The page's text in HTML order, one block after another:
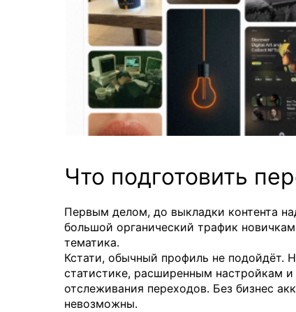
Что подготовить
Первым делом, до выкладки контента
большой органический трафик
тематика.
Кстати, обычный профиль не подойдёт.
статистике, расширенным настройкам
отслеживания переходов. Без бизнес
невозможны.